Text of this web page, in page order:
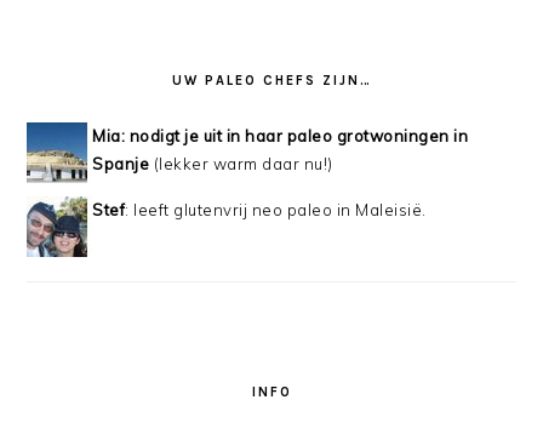
UW PALEO CHEFS ZIJN…
Mia: nodigt je uit in haar paleo grotwoningen in
Spanje (lekker warm daar nu!)
Stef: leeft glutenvrij neo paleo in Maleisië.
INFO